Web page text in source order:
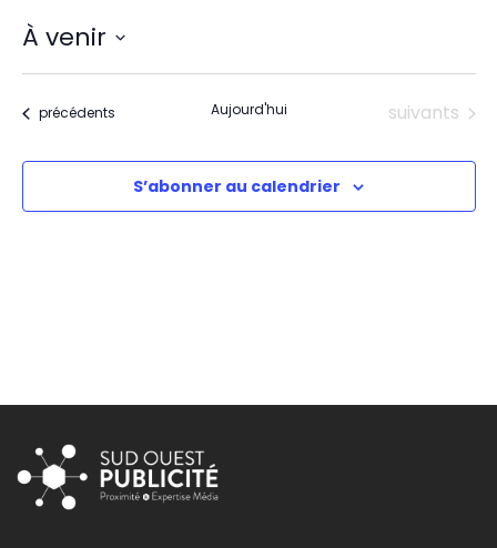
À venir
une
Évènements
précédents Aujourd'hui Évènements
suivants
S’abonner au calendrier